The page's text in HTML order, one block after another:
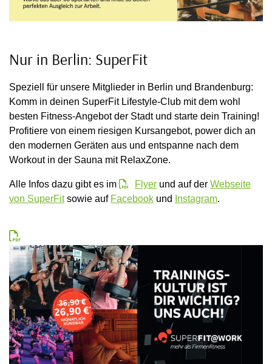
Nur in Berlin: SuperFit
Speziell für unsere Mitglieder in Berlin und Brandenburg:
Komm in deinen SuperFit Lifestyle-Club mit dem wohl
besten Fitness-Angebot der Stadt und starte dein Training!
Profitiere von einem riesigen Kursangebot, power dich an
den modernen Geräten aus und entspanne nach dem
Workout in der Sauna mit RelaxZone.
Alle Infos dazu gibt es im Flyer und auf der Webseite
von SuperFitsowie auf Facebook und Instagram.